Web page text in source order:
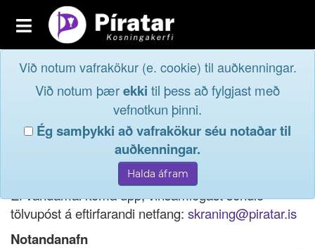
Toggle
navigation
Aðildarfélög
Innskrá
Við notum vafrakökur (e. cookie) til auðkenningar.
Við notum þærekki til þess að fylgjast með
vefnotkun þinni.
Ég samþykki að vafrakökur séu notaðar til
auðkenningar.
Innskráog taktu þátt í
lýðræðinu...
Ef þú hefur gleymt notendanafni þínu, þá má einnig
nota netfang eða kennitölu til innskráningar.
Ef vandamál koma upp, vinsamlegast sendið
tölvupóst á eftirfarandi netfang: skraning@piratar.is
Notandanafn